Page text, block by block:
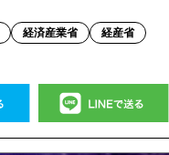
経済産業省
経産省